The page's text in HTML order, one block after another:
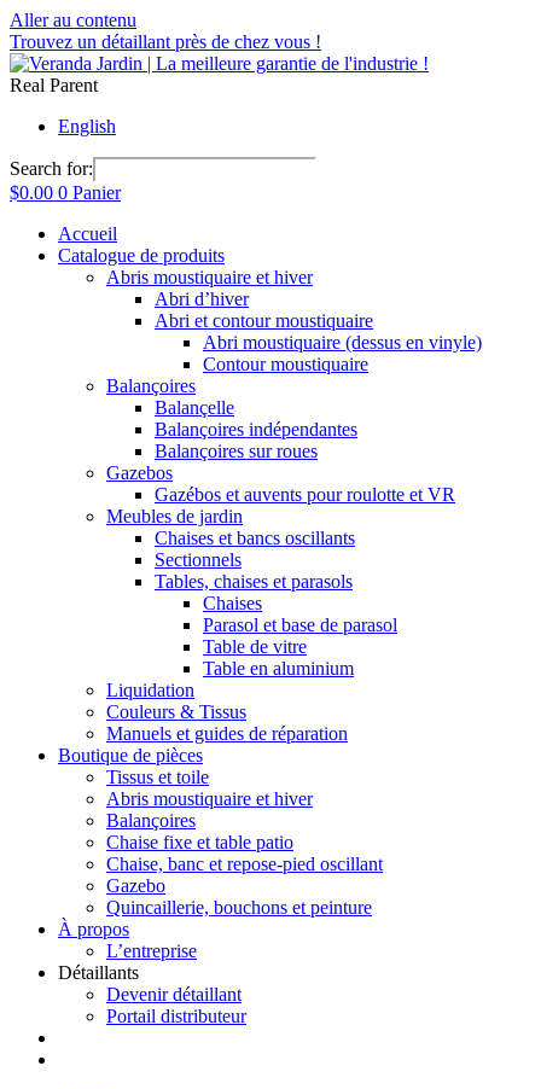
Aller au contenu
Trouvez un détaillant près de chez vous !
Real Parent
English
Search for:
$0.00 0 Panier
Accueil
Catalogue de produits
Abris moustiquaire et hiver
Abri d’hiver
Abri et contour moustiquaire
Abri moustiquaire (dessus en vinyle)
Contour moustiquaire
Balançoires
Balançelle
Balançoires indépendantes
Balançoires sur roues
Gazebos
Gazébos et auvents pour roulotte et VR
Meubles de jardin
Chaises et bancs oscillants
Sectionnels
Tables, chaises et parasols
Chaises
Parasol et base de parasol
Table de vitre
Table en aluminium
Liquidation
Couleurs & Tissus
Manuels et guides de réparation
Boutique de pièces
Tissus et toile
Abris moustiquaire et hiver
Balançoires
Chaise fixe et table patio
Chaise, banc et repose-pied oscillant
Gazebo
Quincaillerie, bouchons et peinture
À propos
L’entreprise
Détaillants
Devenir détaillant
Portail distributeur